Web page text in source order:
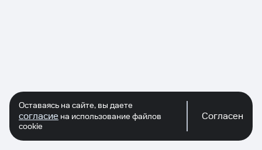
Оставаясь на сайте, вы даете
согласие на использование файлов
cookie
Согласен